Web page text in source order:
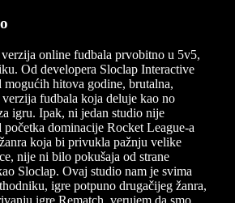
online fudbala prvobitno u 5v5,
Od developera Sloclap Interactive
mogućih hitova godine, brutalna,
fudbala koja deluje kao no
igru. Ipak, ni jedan studio nije
dominacije Rocket League-a
koja bi privukla pažnju velike
nije ni bilo pokušaja od strane
Sloclap. Ovaj studio nam je svima
igre potpuno drugačijeg žanra,
igre Rematch, verujem da smo